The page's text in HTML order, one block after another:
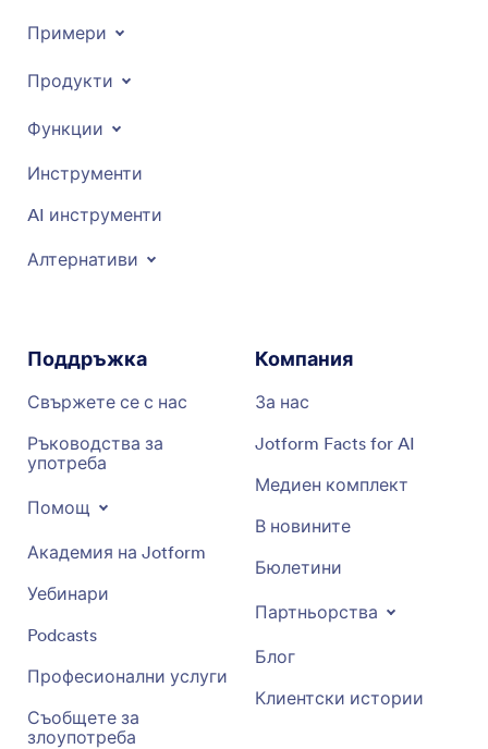
Примери
Продукти
Функции
Инструменти
AI инструменти
Алтернативи
Поддръжка
Свържете се с нас
Ръководства за
употреба
Помощ
Академия на Jotform
Уебинари
Podcasts
Професионални услуги
Съобщете за
злоупотреба
Компания
За нас
Jotform Facts for AI
Медиен комплект
В новините
Бюлетини
Партньорства
Блог
Клиентски истории